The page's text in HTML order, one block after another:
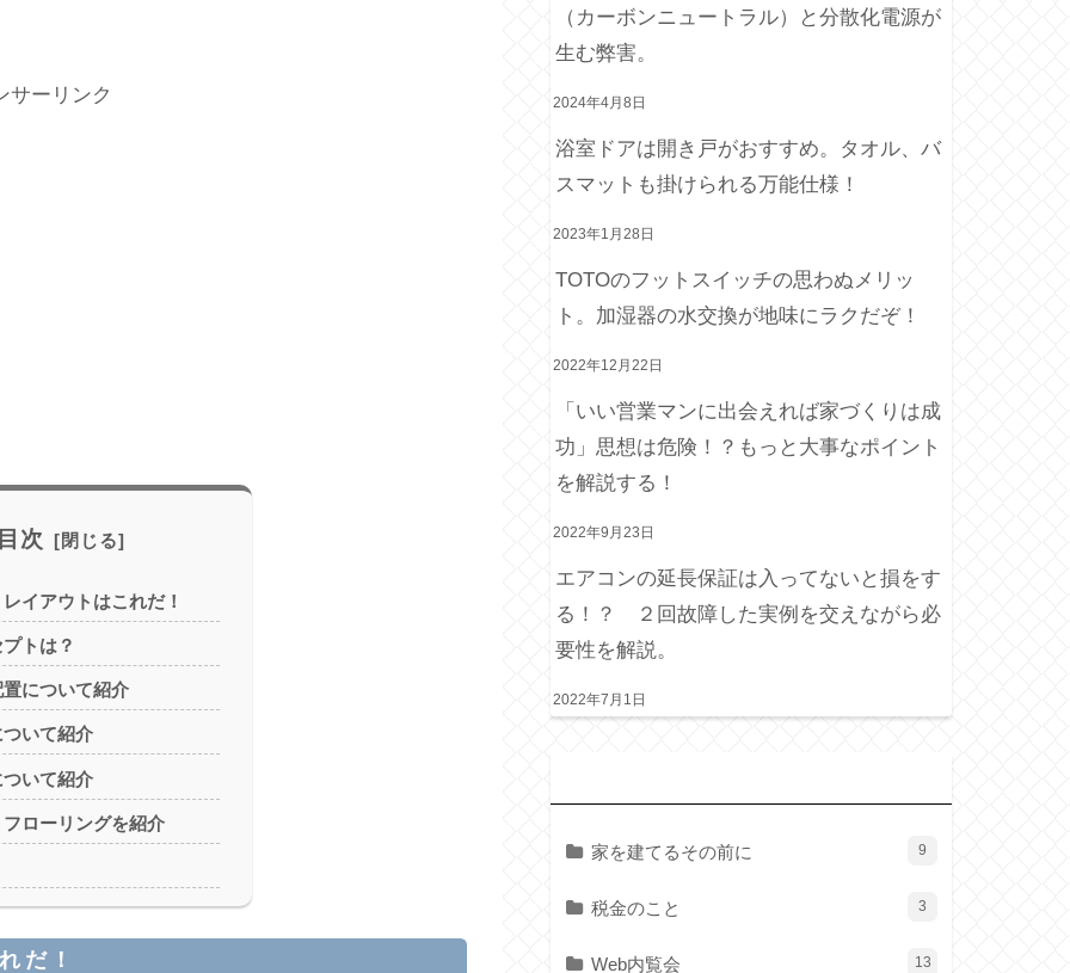
サーリンク
次
イアウトはこれだ！
トは？
について紹介
いて紹介
いて紹介
ローリングを紹介
だ！
（カーボンニュートラル）と分散化電源が
生む弊害。
2024年4月8日
浴室ドアは開き戸がおすすめ。タオル、バ
スマットも掛けられる万能仕様！
2023年1月28日
TOTOのフットスイッチの思わぬメリッ
ト。加湿器の水交換が地味にラクだぞ！
2022年12月22日
「いい営業マンに出会えれば家づくりは成
功」思想は危険！？もっと大事なポイント
を解説する！
2022年9月23日
エアコンの延長保証は入ってないと損をす
る！？ ２回故障した実例を交えながら必
要性を解説。
2022年7月1日
家を建てるその前に 9
税金のこと 3
Web内覧会 13